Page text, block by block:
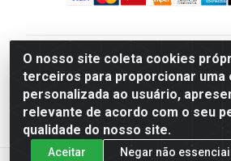
O nosso site coleta cookies
terceiros para proporcionar uma
personalizada ao usuário,
relevante de acordo com o seu
qualidade do nosso site.
Aceitar Negar não
Atacadao da Limpeza F. Pereira
Distribuicao LTDA - Quadra Qi 10
Industrial (Taguatinga), Brasília/DF -
CNPJ 13.184.675/